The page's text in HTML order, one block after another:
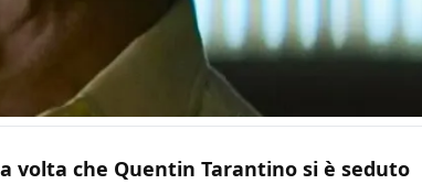
volta che Quentin Tarantino si è seduto